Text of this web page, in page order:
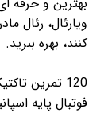
ویارئال، رئال
کنند، بهره ببرید.
120 تمرین
فوتبال پایه